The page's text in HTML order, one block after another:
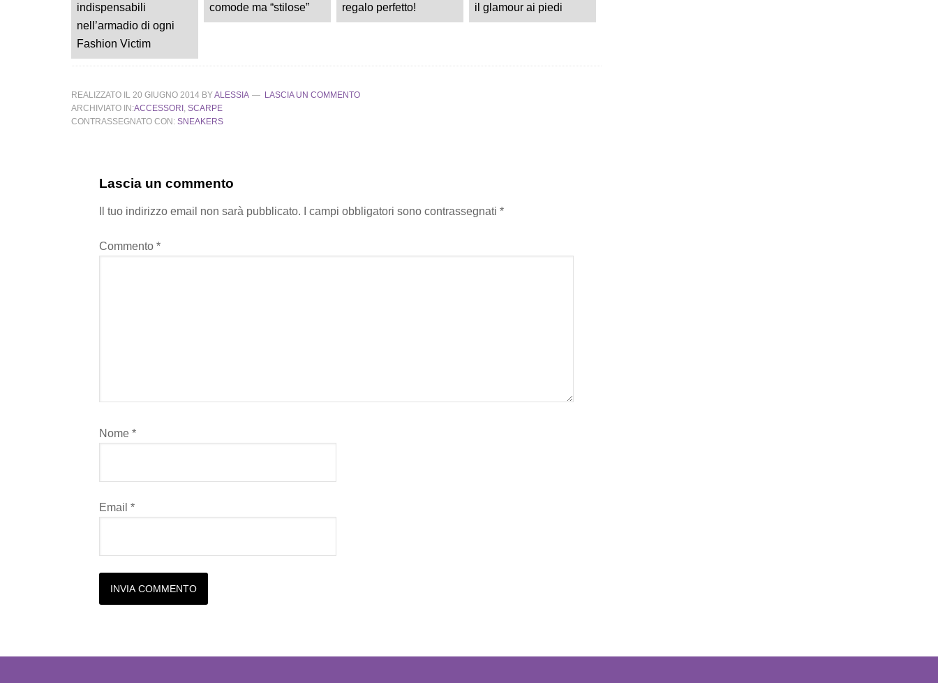
indispensabili
nell’armadio di ogni
Fashion Victim
comode ma “stilose”
regalo perfetto!
il glamour ai piedi
REALIZZATO IL 20 GIUGNO 2014 BYALESSIA
LASCIA UN COMMENTO
ARCHIVIATO IN:ACCESSORI, SCARPE
CONTRASSEGNATO CON: SNEAKERS
Lascia un commento
Il tuo indirizzo email non sarà pubblicato. I campi obbligatori sono contrassegnati *
Commento *
Nome *
Email *